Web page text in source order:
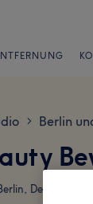
> Berlin
Deutschland